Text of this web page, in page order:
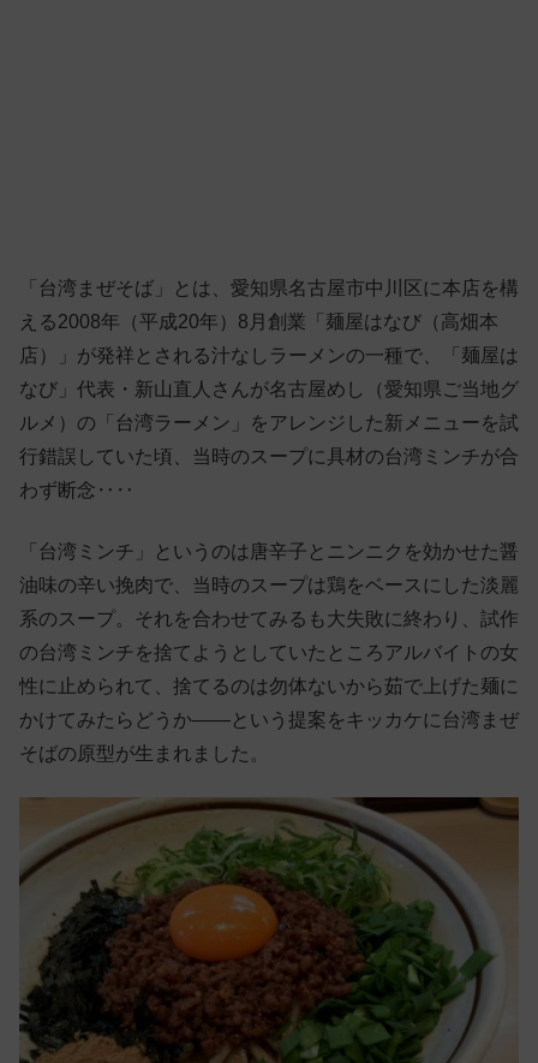
「台湾まぜそば」とは、愛知県名古屋市中川区に本店を構
える2008年（平成20年）8月創業「麺屋はなび（高畑本
店）」が発祥とされる汁なしラーメンの一種で、「麺屋は
なび」代表・新山直人さんが名古屋めし（愛知県ご当地グ
ルメ）の「台湾ラーメン」をアレンジした新メニューを試
行錯誤していた頃、当時のスープに具材の台湾ミンチが合
わず断念‥‥
「台湾ミンチ」というのは唐辛子とニンニクを効かせた醤
油味の辛い挽肉で、当時のスープは鶏をベースにした淡麗
系のスープ。それを合わせてみるも大失敗に終わり、試作
の台湾ミンチを捨てようとしていたところアルバイトの女
性に止められて、捨てるのは勿体ないから茹で上げた麺に
かけてみたらどうか――という提案をキッカケに台湾まぜ
そばの原型が生まれました。